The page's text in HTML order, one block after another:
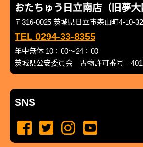
おたちゅう日立南店（旧夢大
〒316-0025 茨城県日立市森山町4-10-32
TEL 0294-33-8355
年中無休 10：00～24：00
茨城県公安委員会 古物許可番号：
SNS